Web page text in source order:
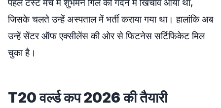
पहले टेस्ट मैच में शुभमन गिल की गर्दन में खिंचाव आया था,
जिसके चलते उन्हें अस्पताल में भर्ती कराया गया था। हालांकि अब
उन्हें सेंटर ऑफ एक्सीलेंस की ओर से फिटनेस सर्टिफिकेट मिल
चुका है।
T20 वर्ल्ड कप 2026 की तैयारी